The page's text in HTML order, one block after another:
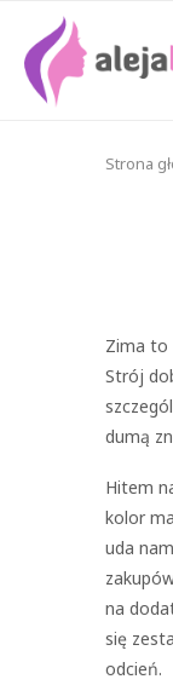
Strona
Zima to
Strój
dumą
Hitem
kolor
uda
na
się
odcień.